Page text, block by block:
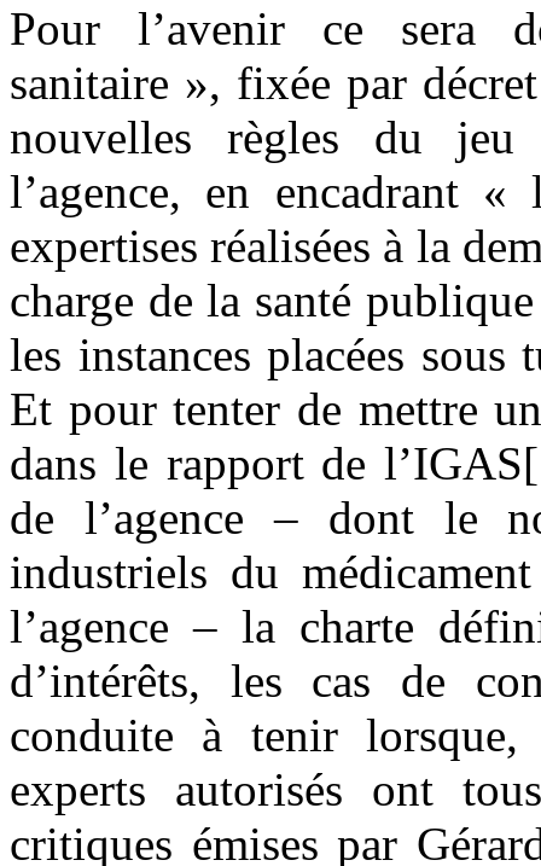
Pour l’avenir ce sera
sanitaire », fixée par
nouvelles règles du
l’agence, en encadrant «
expertises réalisées à la
charge de la santé
les instances placées
Et pour tenter de mettre
dans le rapport de
de l’agence – dont le
industriels du
l’agence – la charte
d’intérêts, les cas de
conduite à tenir
experts autorisés ont
critiques émises par